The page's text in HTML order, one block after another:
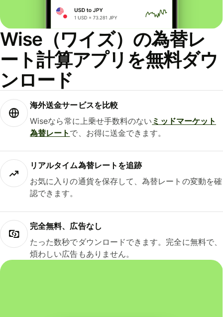
Wise（ワイズ）の為替レ
ート計算アプリを無料ダウ
ンロード
海外送金サービスを比較
Wiseなら常に上乗せ手数料のない ミッドマーケット
為替レート で、お得に送金できます。
リアルタイム為替レートを追跡
お気に入りの通貨を保存して、為替レートの変動を確
認できます。
完全無料、広告なし
たった数秒でダウンロードできます。完全に無料で、
煩わしい広告もありません。